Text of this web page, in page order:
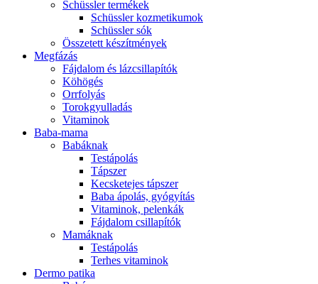
Schüssler termékek
Schüssler kozmetikumok
Schüssler sók
Összetett készítmények
Megfázás
Fájdalom és lázcsillapítók
Köhögés
Orrfolyás
Torokgyulladás
Vitaminok
Baba-mama
Babáknak
Testápolás
Tápszer
Kecsketejes tápszer
Baba ápolás, gyógyítás
Vitaminok, pelenkák
Fájdalom csillapítók
Mamáknak
Testápolás
Terhes vitaminok
Dermo patika